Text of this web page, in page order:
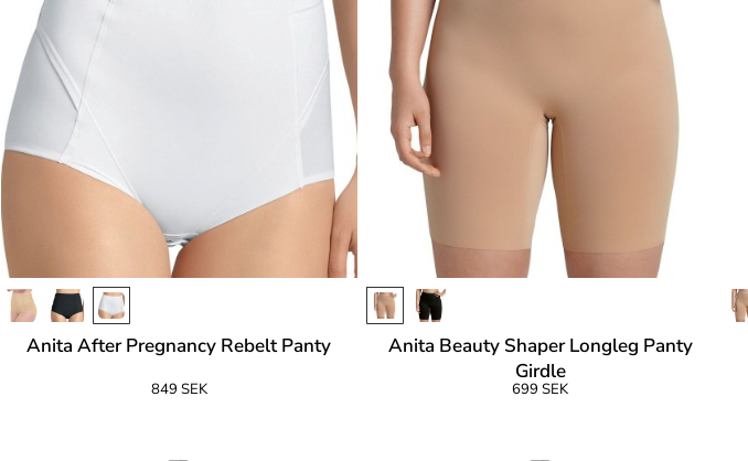
Anita After Pregnancy Rebelt Panty
849 SEK
Anita Beauty Shaper Longleg Panty
Girdle
699 SEK